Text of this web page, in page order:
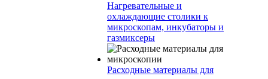
Нагревательные и
охлаждающие столики к
микроскопам, инкубаторы и
газмиксеры
Расходные материалы для